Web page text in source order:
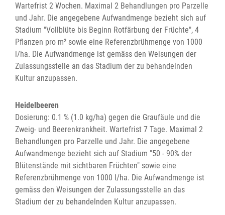
Wartefrist 2 Wochen. Maximal 2 Behandlungen pro Parzelle
und Jahr. Die angegebene Aufwandmenge bezieht sich auf
Stadium "Vollblüte bis Beginn Rotfärbung der Früchte", 4
Pflanzen pro m² sowie eine Referenzbrühmenge von 1000
l/ha. Die Aufwandmenge ist gemäss den Weisungen der
Zulassungsstelle an das Stadium der zu behandelnden
Kultur anzupassen.
Heidelbeeren
Dosierung: 0.1 % (1.0 kg/ha) gegen die Graufäule und die
Zweig- und Beerenkrankheit. Wartefrist 7 Tage. Maximal 2
Behandlungen pro Parzelle und Jahr. Die angegebene
Aufwandmenge bezieht sich auf Stadium "50 - 90% der
Blütenstände mit sichtbaren Früchten" sowie eine
Referenzbrühmenge von 1000 l/ha. Die Aufwandmenge ist
gemäss den Weisungen der Zulassungsstelle an das
Stadium der zu behandelnden Kultur anzupassen.